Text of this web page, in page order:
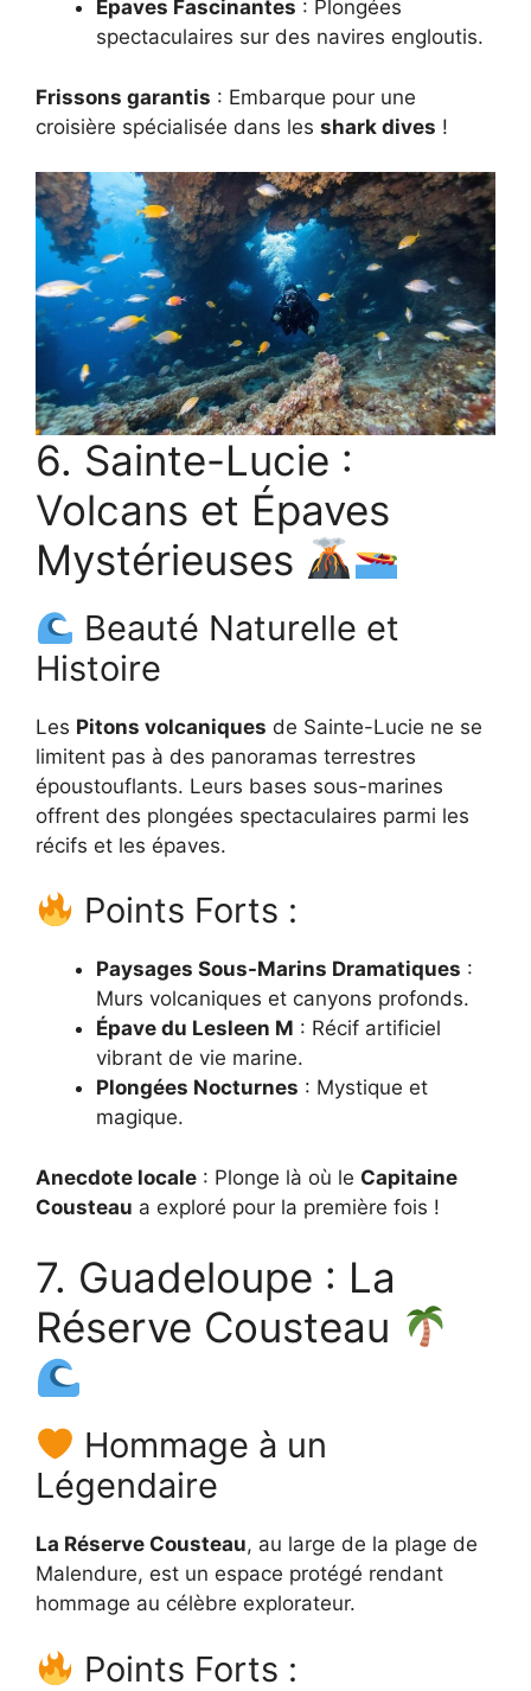
Épaves Fascinantes : Plongées
spectaculaires sur des navires engloutis.
Frissons garantis : Embarque pour une
croisière spécialisée dans les shark dives !
6. Sainte-Lucie :
Volcans et Épaves
Mystérieuses
Beauté Naturelle et
Histoire
Les Pitons volcaniques de Sainte-Lucie ne se
limitent pas à des panoramas terrestres
époustouflants. Leurs bases sous-marines
offrent des plongées spectaculaires parmi les
récifs et les épaves.
Points Forts :
Paysages Sous-Marins Dramatiques :
Murs volcaniques et canyons profonds.
Épave du Lesleen M : Récif artificiel
vibrant de vie marine.
Plongées Nocturnes : Mystique et
magique.
Anecdote locale : Plonge là où le Capitaine
Cousteau a exploré pour la première fois !
7. Guadeloupe : La
Réserve Cousteau
Hommage à un
Légendaire
La Réserve Cousteau, au large de la plage de
Malendure, est un espace protégé rendant
hommage au célèbre explorateur.
Points Forts :